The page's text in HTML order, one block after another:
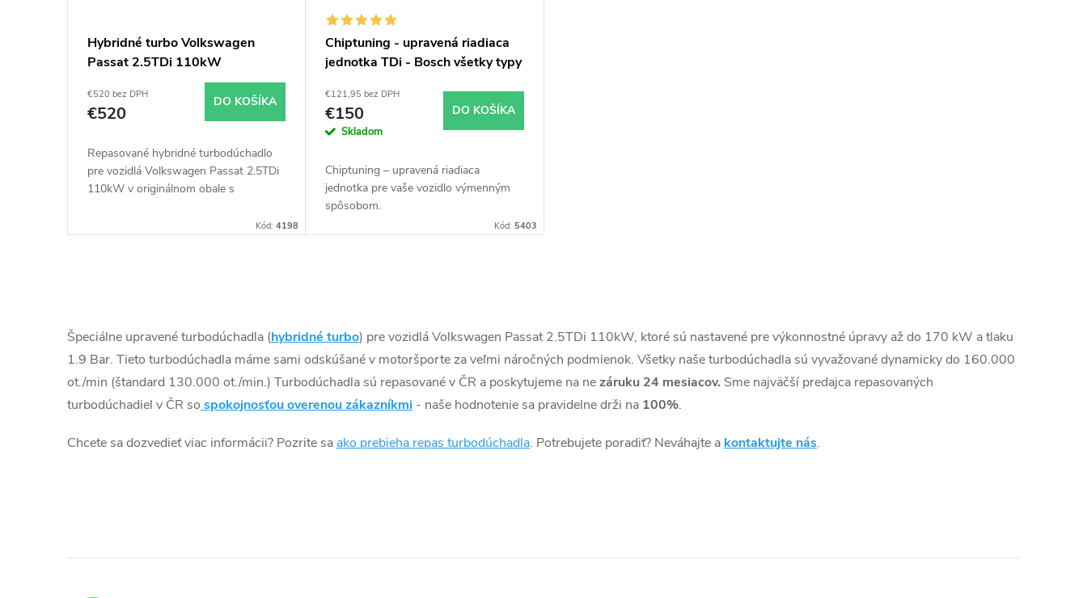
o
k
o
v
Hybridné turbo Volkswagen
Passat 2.5TDi 110kW
€520 bez DPH
€520
DO KOŠÍKA
Repasované hybridné turbodúchadlo
pre vozidlá Volkswagen Passat 2.5TDi
110kW v originálnom obale s
Kód:4198
Chiptuning - upravená riadiaca
jednotka TDi - Bosch všetky typy
€121,95 bez DPH
€150
Skladom
DO KOŠÍKA
Chiptuning – upravená riadiaca
jednotka pre vaše vozidlo výmenným
spôsobom.
Kód: 5403
v
l
á
a
e
Špeciálne upravené turbodúchadla (hybridné turbo) pre vozidlá Volkswagen Passat 2.5TDi 110kW, ktoré sú nastavené pre výkonnostné úpravy až do 170 kW a tlaku
1.9 Bar. Tieto turbodúchadla máme sami odskúšané v motoršporte za veľmi náročných podmienok. Všetky naše turbodúchadla sú vyvažované dynamicky do 160.000
ot./min (štandard 130.000 ot./min.) Turbodúchadla sú repasované v ČR a poskytujeme na nezáruku 24 mesiacov. Sme najväčší predajca repasovaných
turbodúchadiel v ČR so spokojnosťou overenou zákazníkmi - naše hodnotenie sa pravidelne drži na 100%.
Chcete sa dozvedieť viac informácii? Pozrite sa ako prebieha repas turbodúchadla. Potrebujete poradiť? Neváhajte a kontaktujte nás.